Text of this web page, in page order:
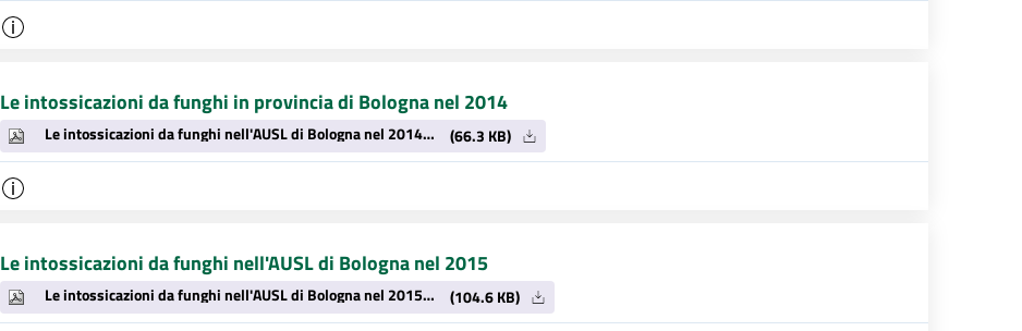
Le intossicazioni da funghi in provincia di Bologna nel 2014
Le intossicazioni da funghi nell'AUSL di Bologna nel 2014.pdf (66.3 KB)
Le intossicazioni da funghi nell'AUSL di Bologna nel 2015
Le intossicazioni da funghi nell'AUSL di Bologna nel 2015.pdf (104.6 KB)